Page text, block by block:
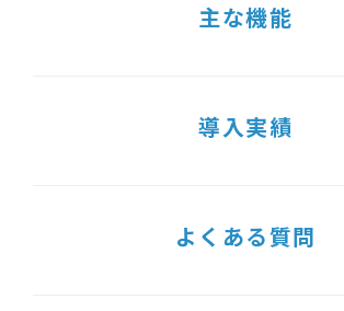
主な機能
導入実績
よくある質問